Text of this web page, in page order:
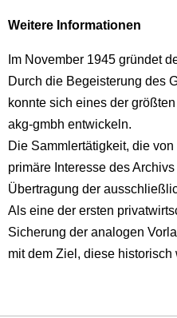
Weitere Informationen
Im November 1945 gründet
Durch die Begeisterung des
konnte sich eines der
akg-gmbh entwickeln.
Die Sammlertätigkeit, die
primäre Interesse des
Übertragung der
Als eine der ersten
Sicherung der analogen
mit dem Ziel, diese